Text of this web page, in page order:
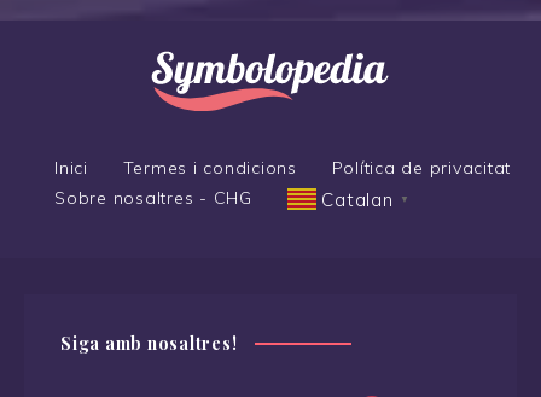
Inici Termes i condicions
Política de privacitat
Sobre nosaltres - CHG
Catalan ▼
Siga amb nosaltres!